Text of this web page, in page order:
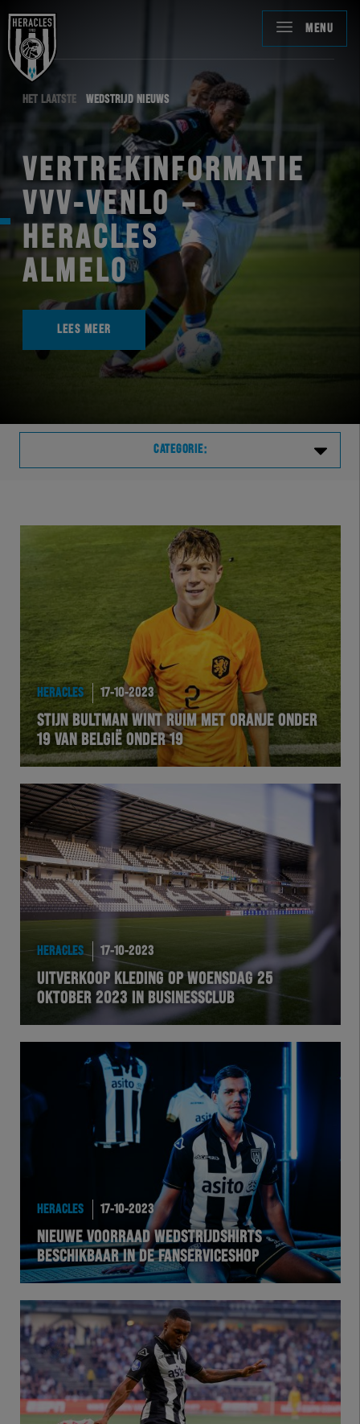
MENU
HET LAATSTE WEDSTRIJD NIEUWS
VERTREKINFORMATIE
VVV-VENLO –
HERACLES
ALMELO
LEES MEER
CATEGORIE:
HERVOL
HEREXC
EXCHER
VOLHER
HERTEL
Natuurgras
Wedstrijd
Heracles
BusinessClub
Team Zwart Wit
HERACLES 17-10-2023
STIJN BULTMAN WINT RUIM MET ORANJE ONDER
19 VAN BELGIË ONDER 19
HERACLES 17-10-2023
UITVERKOOP KLEDING OP WOENSDAG 25
OKTOBER 2023 IN BUSINESSCLUB
HERACLES 17-10-2023
NIEUWE VOORRAAD WEDSTRIJDSHIRTS
BESCHIKBAAR IN DE FANSERVICESHOP